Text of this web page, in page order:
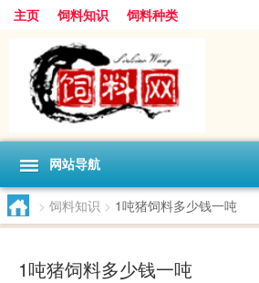
主页 饲料知识 饲料种类
网站导航
> 饲料知识 > 1吨猪饲料多少钱一吨
1吨猪饲料多少钱一吨